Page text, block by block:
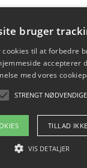
påvirker
Blog
bruger
til at forbedre
accepterer
med vores
STRENGT NØDVENDIGE
TILLAD
VIS DETALJER